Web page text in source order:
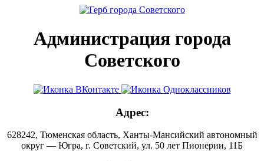
Администрация города
Советского
Адрес:
628242, Тюменская область, Ханты-Мансийский автономный
округ — Югра, г. Советский, ул. 50 лет Пионерии, 11Б